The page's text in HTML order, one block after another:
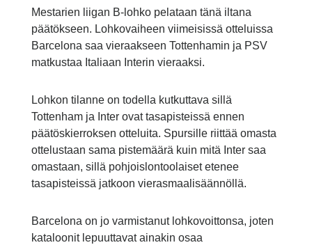
Mestarien liigan B-lohko pelataan tänä iltana
päätökseen. Lohkovaiheen viimeisissä otteluissa
Barcelona saa vieraakseen Tottenhamin ja PSV
matkustaa Italiaan Interin vieraaksi.
Lohkon tilanne on todella kutkuttava sillä
Tottenham ja Inter ovat tasapisteissä ennen
päätöskierroksen otteluita. Spursille riittää omasta
ottelustaan sama pistemäärä kuin mitä Inter saa
omastaan, sillä pohjoislontoolaiset etenee
tasapisteissä jatkoon vierasmaalisäännöllä.
Barcelona on jo varmistanut lohkovoittonsa, joten
kataloonit lepuuttavat ainakin osaa